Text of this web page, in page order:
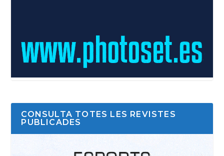
CONSULTA TOTES LES REVISTES
PUBLICADES